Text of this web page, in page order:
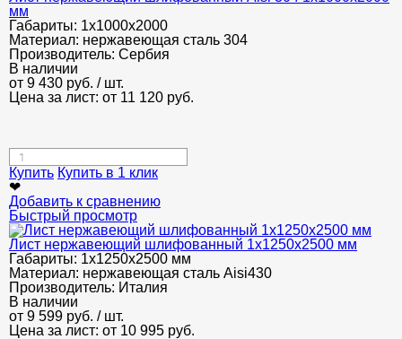
мм
Габариты: 1х1000х2000
Материал: нержавеющая сталь 304
Производитель: Сербия
В наличии
от 9 430 руб. / шт.
Цена за лист: от 11 120 руб.
Купить Купить в 1 клик
❤
Добавить к сравнению
Быстрый просмотр
Лист нержавеющий шлифованный 1х1250х2500 мм
Габариты: 1х1250х2500 мм
Материал: нержавеющая сталь Aisi430
Производитель: Италия
В наличии
от 9 599 руб. / шт.
Цена за лист: от 10 995 руб.